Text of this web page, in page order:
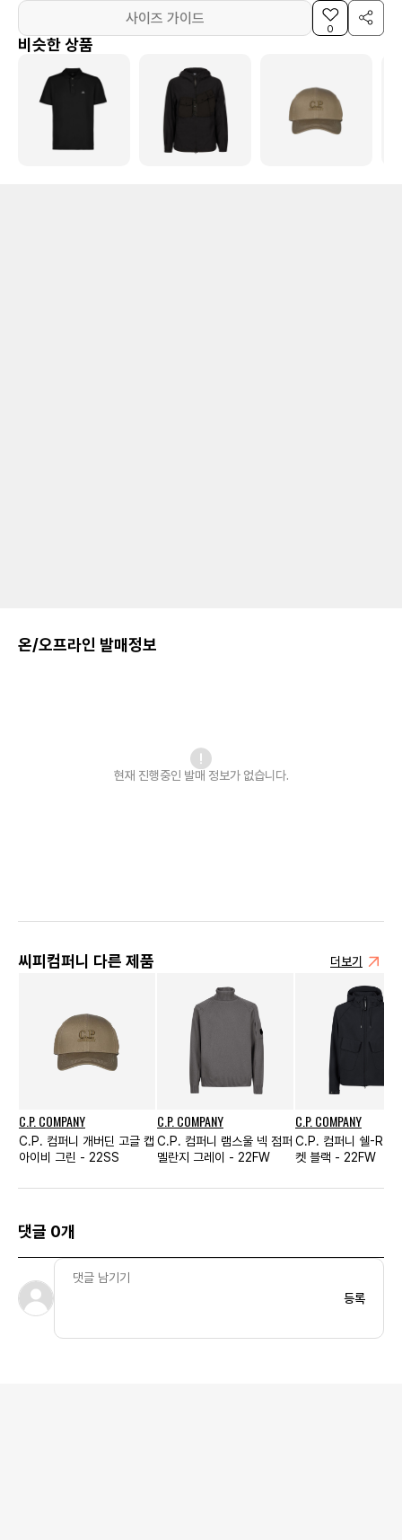
사이즈 가이드
0
비슷한 상품
온/오프라인 발매정보
현재 진행중인 발매 정보가 없습니다.
씨피컴퍼니 다른 제품 더보기
C.P. COMPANY
C.P. 컴퍼니 개버딘 고글 캡
아이비 그린 - 22SS
C.P. COMPANY
C.P. 컴퍼니 램스울 넥 점퍼
멜란지 그레이 - 22FW
C.P. COMPANY
C.P. 컴퍼니 쉘-R 후
켓 블랙 - 22FW
댓글 0개
등록